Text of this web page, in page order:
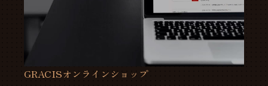
GRACISオンラインショップ